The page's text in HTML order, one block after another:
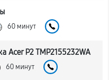
60 минут
Acer P2 TMP2155232WA
60 минут